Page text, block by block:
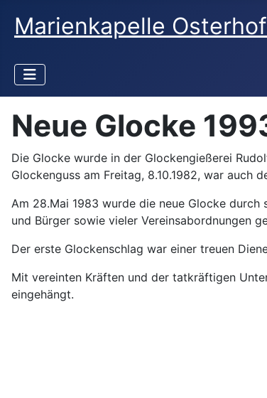
Marienkapelle
Neue Glocke
Die Glocke wurde in der Glockengießerei
Glockenguss am Freitag, 8.10.1982, war auch
Am 28.Mai 1983 wurde die neue Glocke
und Bürger sowie vieler Vereinsabordnungen
Der erste Glockenschlag war einer treuen
Mit vereinten Kräften und der tatkräftigen
eingehängt.